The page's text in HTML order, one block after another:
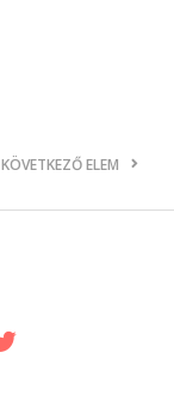
KÖVETKEZŐ ELEM